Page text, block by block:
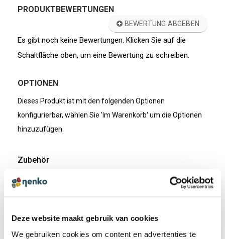
Deze website maakt gebruik van cookies
We gebruiken cookies om content en advertenties te
PRODUKTBEWERTUNGEN
BEWERTUNG ABGEBEN
Es gibt noch keine Bewertungen. Klicken Sie auf die
Schaltfläche oben, um eine Bewertung zu schreiben.
OPTIONEN
Dieses Produkt ist mit den folgenden Optionen
konfigurierbar, wählen Sie 'Im Warenkorb' um die Optionen
hinzuzufügen.
Zubehör
Sensorisches
Stäben
€ 540,86 Inkl.